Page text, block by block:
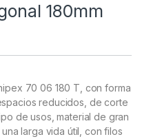
180mm
70 06 180 T, con forma
reducidos, de corte
de usos, material de gran
larga vida útil, con filos